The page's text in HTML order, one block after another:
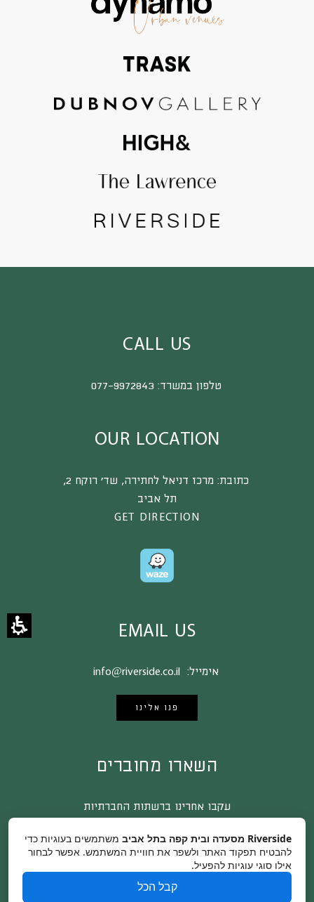
CALL US
טלפון במשרד:077-9972843
OUR LOCATION
כתובת: מרכז דניאל לחתירה, שד’ רוקח 2,
תל אביב
GET DIRECTION
EMAIL US
אימייל:
פנו אלינו
השארו מחוברים
עקבו אחרינו ברשתות החברתיות
Riverside מסעדה ובית קפה בתל אביב
משתמשים בעוגיות כדי
להבטיח תפקוד האתר ולשפר את חוויית המשתמש. אפשר לבחור
אילו סוגי עוגיות להפעיל.
קבל הכל